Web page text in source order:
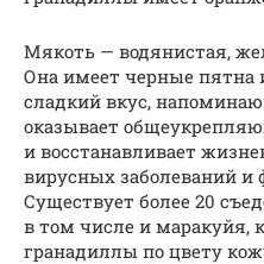
Мякоть — водянистая,
Она имеет черные пятна
сладкий вкус,
оказывает
и восстанавливает
вирусных заболеваний и
Существует более 20
в том числе и маракуйя,
гранадиллы по цвету